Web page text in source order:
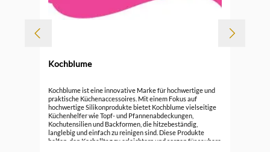
Kochblume
Kochblume ist eine innovative Marke für hochwertige und
praktische Küchenaccessoires. Mit einem Fokus auf
hochwertige Silikonprodukte bietet Kochblume vielseitige
Küchenhelfer wie Topf- und Pfannenabdeckungen,
Kochutensilien und Backformen, die hitzebeständig,
langlebig und einfach zu reinigen sind. Diese Produkte
helfen, den Kochalltag zu erleichtern und sorgen für saubere